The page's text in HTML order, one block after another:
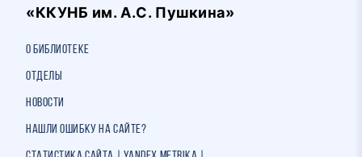
«ККУНБ им. А.С. Пушкина»
О библиотеке
Отделы
Новости
Нашли ошибку на сайте?